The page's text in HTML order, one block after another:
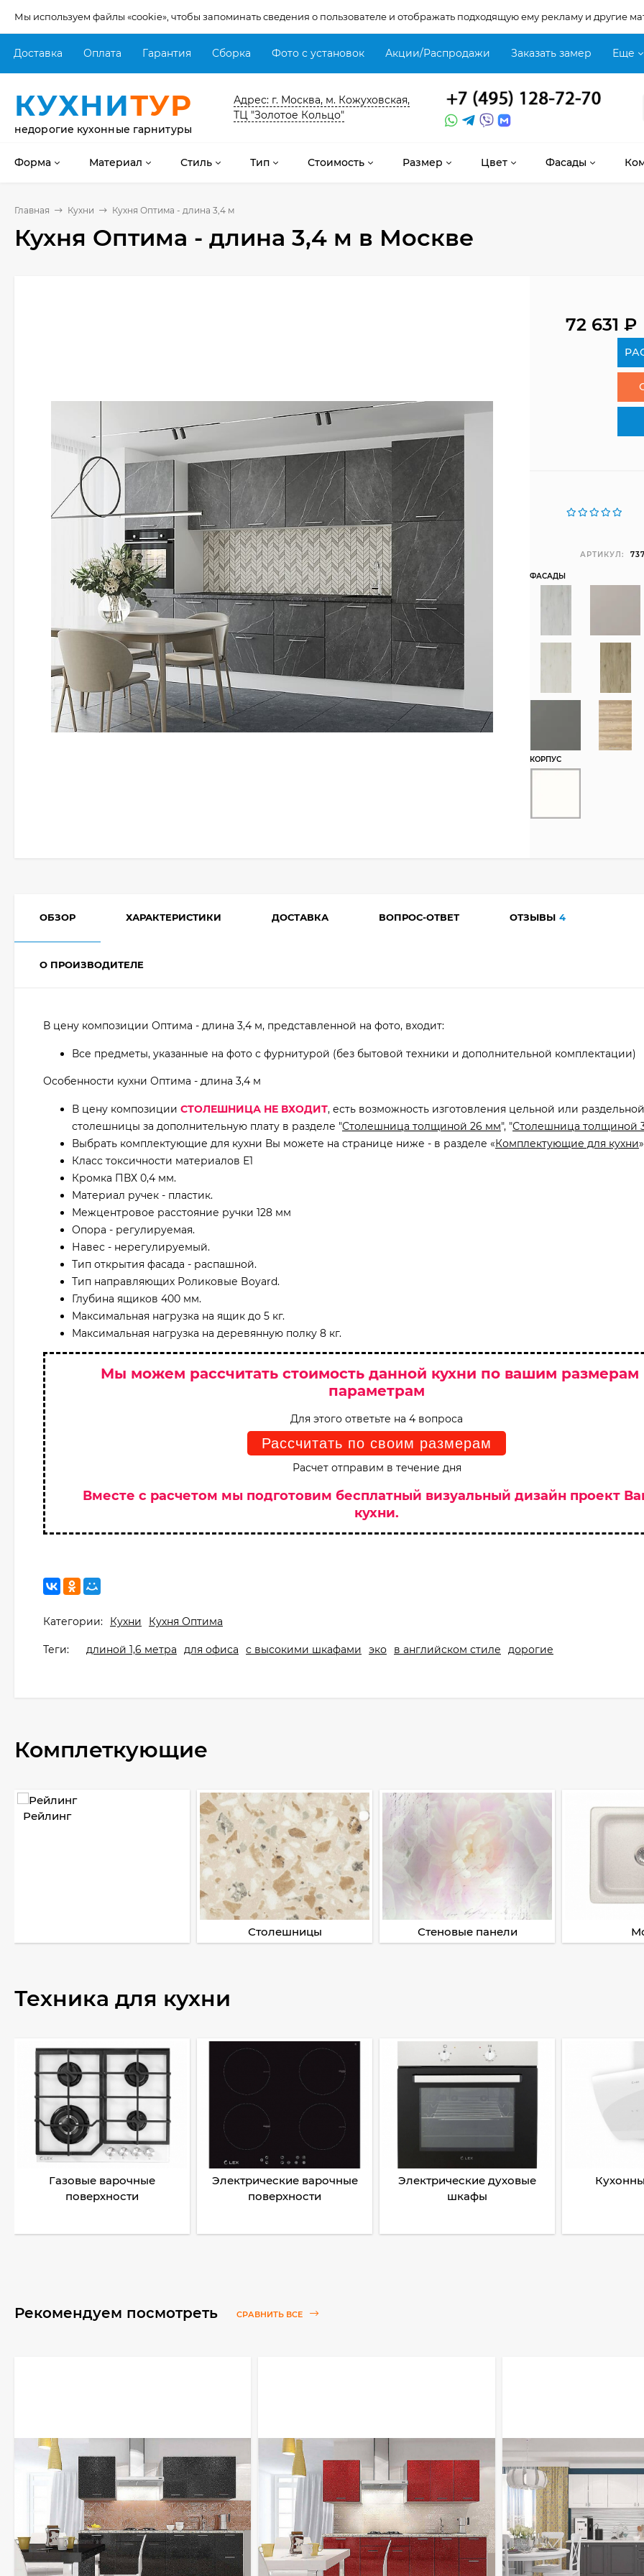
Мы используем файлы «cookie», чтобы запоминать сведения о пользователе и отображать подходящую ему рекламу и другие
Доставка Оплата Гарантия Сборка Фото с установок Акции/Распродажи Заказать замер Еще
КУХНИТУР
недорогие кухонные гарнитуры
Адрес: г. Москва, м. Кожуховская,
ТЦ "Золотое Кольцо"
Форма Материал Стиль Тип Стоимость Размер Цвет Фасады
Главная Кухни Кухня Оптима - длина 3,4 м
Кухня Оптима - длина 3,4 м в Москве
72 631₽
АРТИКУЛ:
ФАСАДЫ
КОРПУС
ОБЗОР ХАРАКТЕРИСТИКИ ДОСТАВКА ВОПРОС-ОТВЕТ ОТЗЫВЫ 4
О ПРОИЗВОДИТЕЛЕ
В цену композиции Оптима - длина 3,4 м, представленной на фото, входит:
Все предметы, указанные на фото с фурнитурой (без бытовой техники и дополнительной комплектации)
Особенности кухни Оптима - длина 3,4 м
В цену композиции СТОЛЕШНИЦА НЕ ВХОДИТ, есть возможность изготовления цельной или раздельной
столешницы за дополнительную плату в разделе "Столешница толщиной 26 мм", "Столешница толщиной
Выбрать комплектующие для кухни Вы можете на странице ниже - в разделе «Комплектующие для кухни»
Класс токсичности материалов Е1
Кромка ПВХ 0,4 мм.
Материал ручек - пластик.
Межцентровое расстояние ручки 128 мм
Опора - регулируемая.
Навес - нерегулируемый.
Тип открытия фасада - распашной.
Тип направляющих Роликовые Boyard.
Глубина ящиков 400 мм.
Максимальная нагрузка на ящик до 5 кг.
Максимальная нагрузка на деревянную полку 8 кг.
Мы можем рассчитать стоимость данной кухни по вашим размерам
параметрам
Для этого ответьте на 4 вопроса
Рассчитать по своим размерам
Расчет отправим в течение дня
Вместе с расчетом мы подготовим бесплатный визуальный дизайн проект
кухни.
Категории: Кухни Кухня Оптима
Теги: длиной 1,6 метра для офиса с высокими шкафами эко в английском стиле дорогие
Комплеткующие
Рейлинг
Столешницы Стеновые панели
Техника для кухни
Газовые варочные
поверхности
Электрические варочные
поверхности
Электрические духовые
шкафы
Рекомендуем посмотреть СРАВНИТЬ ВСЕ